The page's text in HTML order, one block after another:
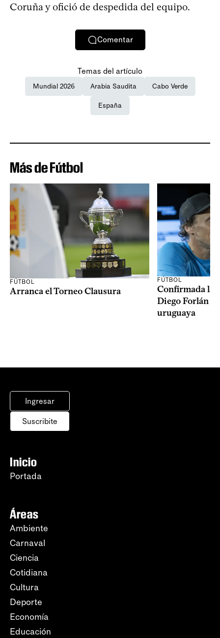
Coruña y ofició de despedida del equipo.
Comentar
Temas del artículo
Mundial 2026 Arabia Saudita Cabo Verde
España
Más de Fútbol
FÚTBOL
Arranca el Torneo Clausura
FÚTBOL
Confirmada la
Diego Forlán
uruguaya
Ingresar
Suscribite
Inicio
Portada
Áreas
Ambiente
Carnaval
Ciencia
Cotidiana
Cultura
Deporte
Economía
Educación